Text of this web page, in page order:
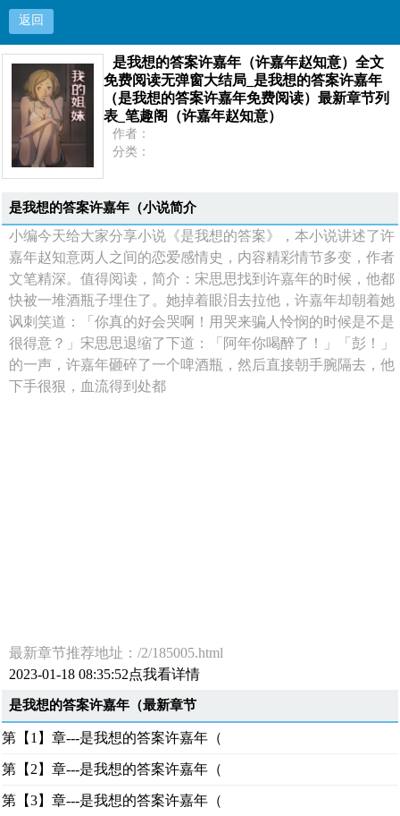
返回
是我想的答案许嘉年（许嘉年赵知意）全文免费阅
读无弹窗大结局_是我想的答案许嘉年（是我想的
答案许嘉年免费阅读）最新章节列表_笔趣阁（许
嘉年赵知意）
首页
是我想的答案许嘉年（许嘉年赵知意）全文
免费阅读无弹窗大结局_是我想的答案许嘉年
（是我想的答案许嘉年免费阅读）最新章节列
表_笔趣阁（许嘉年赵知意）
作者：
分类：
最新：
是我想的答案许嘉年（小说简介
小编今天给大家分享小说《是我想的答案》，本小说讲述了许
嘉年赵知意两人之间的恋爱感情史，内容精彩情节多变，作者
文笔精深。值得阅读，简介：宋思思找到许嘉年的时候，他都
快被一堆酒瓶子埋住了。她掉着眼泪去拉他，许嘉年却朝着她
讽刺笑道：「你真的好会哭啊！用哭来骗人怜悯的时候是不是
很得意？」宋思思退缩了下道：「阿年你喝醉了！」「彭！」
的一声，许嘉年砸碎了一个啤酒瓶，然后直接朝手腕隔去，他
下手很狠，血流得到处都
最新章节推荐地址：/2/185005.html
2023-01-18 08:35:52点我看详情
是我想的答案许嘉年（最新章节
第【1】章---是我想的答案许嘉年（
第【2】章---是我想的答案许嘉年（
第【3】章---是我想的答案许嘉年（